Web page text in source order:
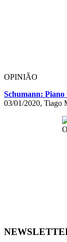
OPINIÃO
Schumann:
03/01/2020, Tiago